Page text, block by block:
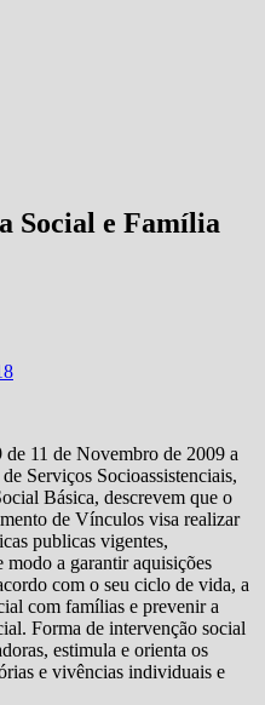
Social e Família
11 de Novembro de 2009 a
Serviços Socioassistenciais,
Básica, descrevem que o
de Vínculos visa realizar
publicas vigentes,
modo a garantir aquisições
com o seu ciclo de vida, a
com famílias e prevenir a
Forma de intervenção social
estimula e orienta os
e vivências individuais e